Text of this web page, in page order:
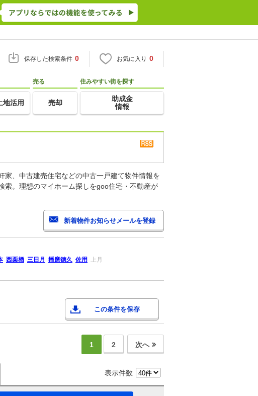
保存した検索条件 0 お気に入り 0
地活用
売る
売却
住みやすい街を探す
助成金
情報
、中古建売住宅などの中古一戸建て物件情報を
索。理想のマイホーム探しをgoo住宅・不動産が
西栗栖 三日月 播磨徳久 佐用 上月
この条件を保存
1 2 次へ
表示件数